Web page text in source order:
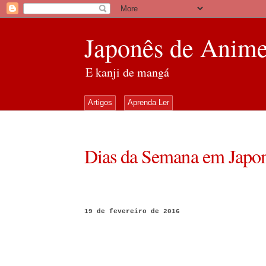
Japonês de
E kanji de mangá
Artigos Aprenda Ler
Dias da Semana em
19 de fevereiro de 2016